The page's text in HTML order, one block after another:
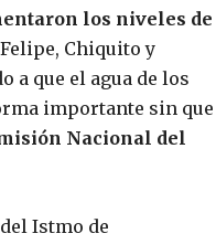
los niveles de
Chiquito y
a que el agua de los
importante sin que
Nacional del
Istmo de